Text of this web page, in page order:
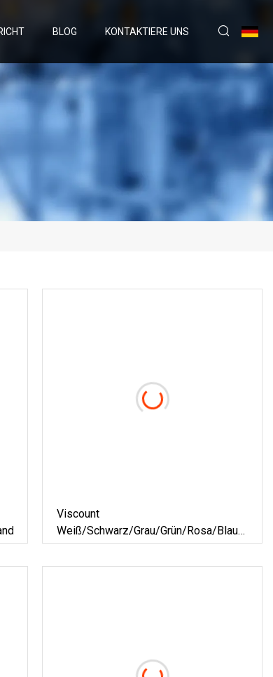
BLOG KONTAKTIERE UNS
Hintergrund
Viscount
Weiß/Schwarz/Grau/Grün/Rosa/Blau/Rot
Badezimmer-Waschtisch-
Wandpaneele, Insel-Arbeitsplatte,